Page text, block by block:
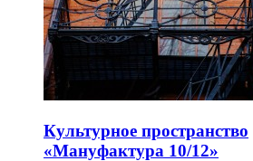
Культурное пространство
«Мануфактура 10/12»